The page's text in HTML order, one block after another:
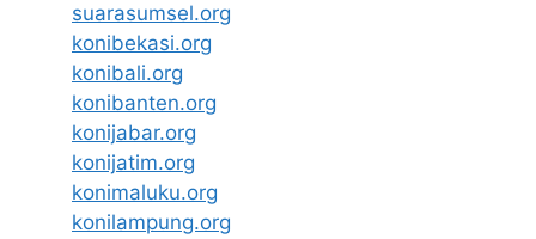
suarasumsel.org
konibekasi.org
konibali.org
konibanten.org
konijabar.org
konijatim.org
konimaluku.org
konilampung.org